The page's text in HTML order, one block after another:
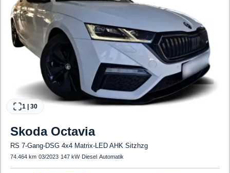
1 30
Skoda Octavia
RS 7-Gang-DSG 4x4 Matrix-LED AHK Sitzhzg
74.464 km·03/2023· 147 kW· Diesel·Automatik